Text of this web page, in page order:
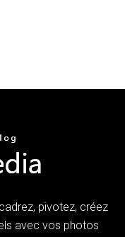
pivotez, créez
avec vos photos